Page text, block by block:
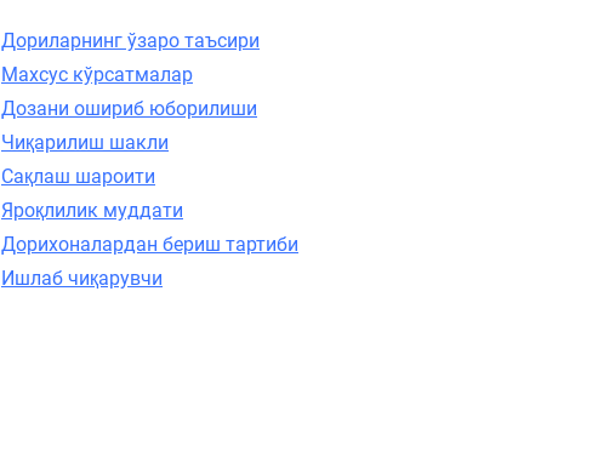
Дориларнинг ўзаро таъсири
Махсус кўрсатмалар
Дозани ошириб юборилиши
Чиқарилиш шакли
Сақлаш шароити
Яроқлилик муддати
Дорихоналардан бериш тартиби
Ишлаб чиқарувчи